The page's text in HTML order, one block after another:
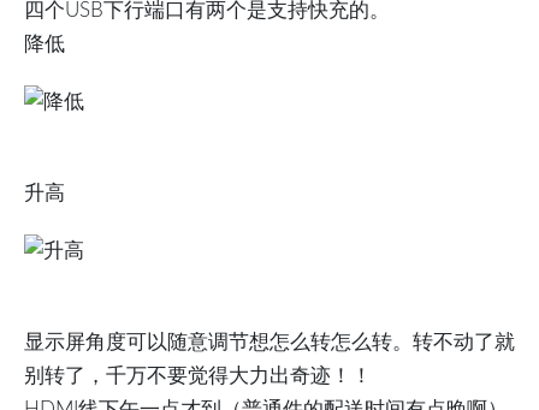
四个USB下行端口有两个是支持快充的。
降低
升高
显示屏角度可以随意调节想怎么转怎么转。转不动了就
别转了，千万不要觉得大力出奇迹！！